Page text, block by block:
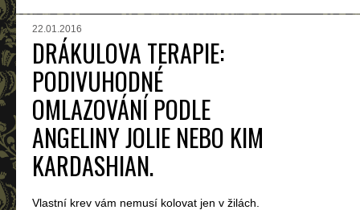
22.01.2016
DRÁKULOVA TERAPIE:
PODIVUHODNÉ
OMLAZOVÁNÍ PODLE
ANGELINY JOLIE NEBO KIM
KARDASHIAN.
Vlastní krev vám nemusí kolovat jen v žilách.